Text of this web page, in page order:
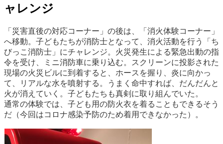
ャレンジ
「災害直後の対応コーナー」の後は、「消火体験コーナー」
へ移動。子どもたちが消防士となって、消火活動を行う「ち
びっこ消防士」にチャレンジ。火災発生による緊急出動の指
令を受け、ミニ消防車に乗り込む。スクリーンに投影された
現場の火災ビルに到着すると、ホースを握り、炎に向かっ
て、リアルな水を噴射する。うまく命中すれば、だんだんと
火が消えていく。子どもたちも真剣に取り組んでいた。
通常の体験では、子ども用の防火衣を着ることもできるそう
だ（今回はコロナ感染予防のため着用できなかった）。